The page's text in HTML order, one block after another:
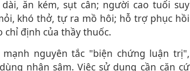
ăn kém, sụt cân; người cao tuổi suy
khó thở, tự ra mồ hôi; hỗ trợ phục hồi
định của thầy thuốc.
nhân sâm. Việc sử dụng cần căn cứ